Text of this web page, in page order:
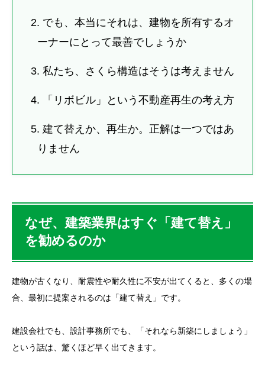
2. でも、本当にそれは、建物を所有するオ
ーナーにとって最善でしょうか
3. 私たち、さくら構造はそうは考えません
4. 「リボビル」という不動産再生の考え方
5. 建て替えか、再生か。正解は一つではあ
りません
なぜ、建築業界はすぐ「建て替え」
を勧めるのか
建物が古くなり、耐震性や耐久性に不安が出てくると、多くの場
合、最初に提案されるのは「建て替え」です。
建設会社でも、設計事務所でも、「それなら新築にしましょう」
という話は、驚くほど早く出てきます。